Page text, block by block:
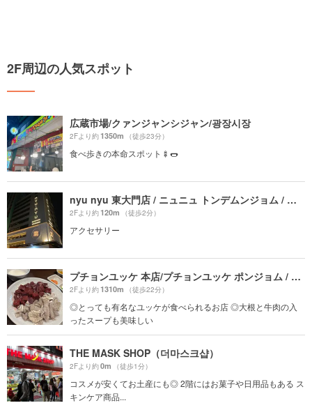
2F周辺の人気スポット
広蔵市場/クァンジャンシジャン/광장시장
2Fより約1350m （徒歩23分）
食べ歩きの本命スポット🍢🌭
nyu nyu 東大門店 / ニュニュ トンデムンジョム / 뉴뉴 동대문점
2Fより約120m （徒歩2分）
アクセサリー
プチョンユッケ 本店/プチョンユッケ ポンジョム / 부촌육회 본점プチョンユッケ 本店
2Fより約1310m （徒歩22分）
◎とっても有名なユッケが食べられるお店 ◎大根と牛肉の入
ったスープも美味しい
THE MASK SHOP（더마스크샵）
2Fより約0m （徒歩1分）
コスメが安くてお土産にも◎ 2階にはお菓子や日用品もある ス
キンケア商品...